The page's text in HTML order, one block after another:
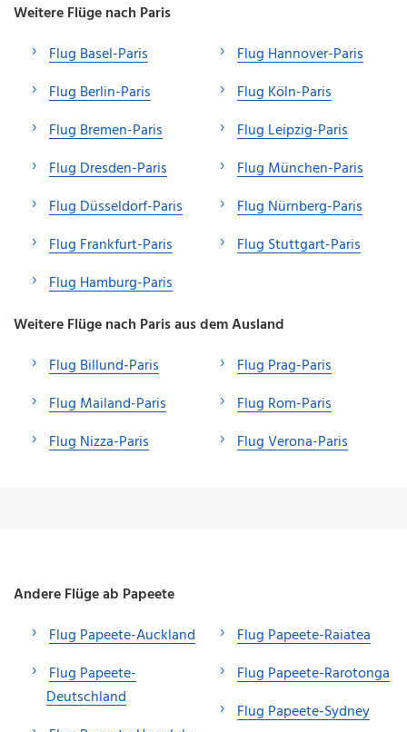
Weitere Flüge nach Paris
Flug Basel-Paris
Flug Berlin-Paris
Flug Bremen-Paris
Flug Dresden-Paris
Flug Düsseldorf-Paris
Flug Frankfurt-Paris
Flug Hamburg-Paris
Flug Hannover-Paris
Flug Köln-Paris
Flug Leipzig-Paris
Flug München-Paris
Flug Nürnberg-Paris
Flug Stuttgart-Paris
Weitere Flüge nach Paris aus dem Ausland
Flug Billund-Paris
Flug Mailand-Paris
Flug Nizza-Paris
Flug Prag-Paris
Flug Rom-Paris
Flug Verona-Paris
Andere Flüge ab Papeete
Flug Papeete-Auckland
Flug Papeete-
Deutschland
Flug Papeete-Raiatea
Flug Papeete-Rarotonga
Flug Papeete-Sydney